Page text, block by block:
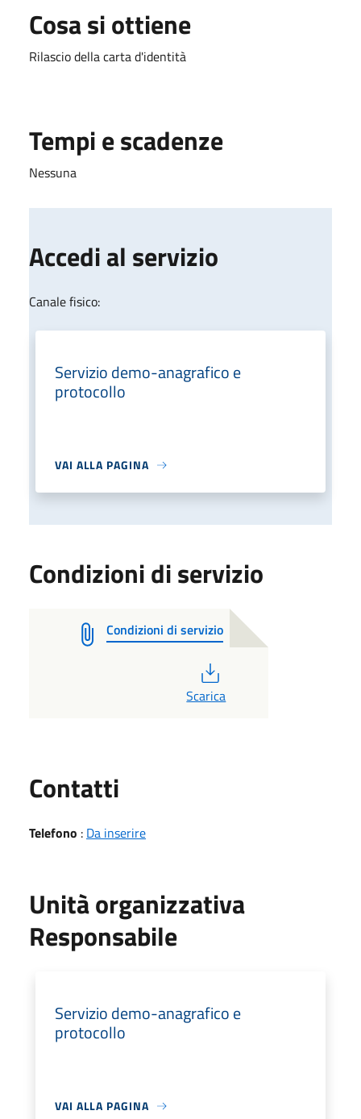
Cosa si ottiene
Rilascio della carta d'identità
Tempi e scadenze
Nessuna
Accedi al servizio
Canale fisico:
Servizio demo-anagrafico e
protocollo
VAI ALLA PAGINA
Condizioni di servizio
Condizioni di servizio
Scarica
Contatti
Telefono : Da inserire
Unità organizzativa
Responsabile
Servizio demo-anagrafico e
protocollo
VAI ALLA PAGINA